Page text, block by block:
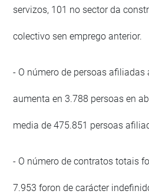
servizos, 101 no sector da
colectivo sen emprego anterior.
- O número de persoas afiliadas
aumenta en 3.788 persoas en
media de 475.851 persoas
- O número de contratos totais
7.953 foron de carácter